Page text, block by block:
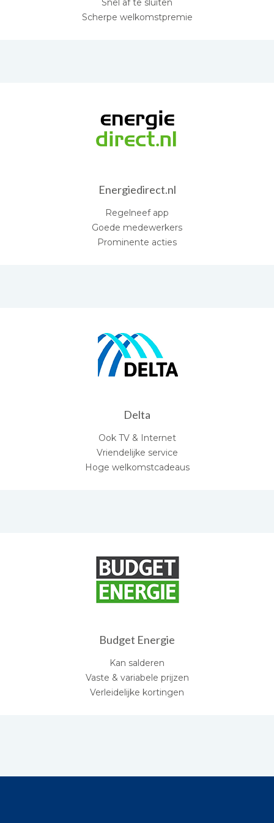
Snel af te sluiten
Scherpe welkomstpremie
Energiedirect.nl
Regelneef app
Goede medewerkers
Prominente acties
Delta
Ook TV & Internet
Vriendelijke service
Hoge welkomstcadeaus
Budget Energie
Kan salderen
Vaste & variabele prijzen
Verleidelijke kortingen